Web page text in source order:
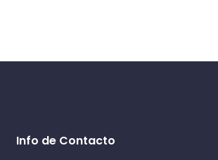
Info de Contacto